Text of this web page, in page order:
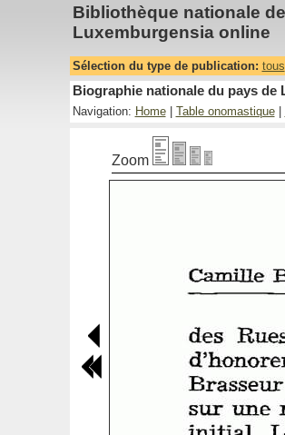
Bibliothèque nationale
Luxemburgensia online
Sélection du type de publication: tous
Biographie nationale du pays de
Navigation: Home| Table onomastique|
Zoom